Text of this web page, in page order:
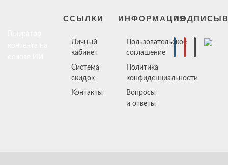
ССЫЛКИ
Личный
кабинет
Система
скидок
Контакты
ИНФОРМАЦИЯ
Пользовательское
соглашение
Политика
конфиденциальности
Вопросы
и ответы